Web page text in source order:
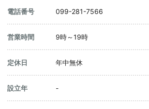
電話番号 099-281-7566
営業時間 9時～19時
定休日 年中無休
設立年 -